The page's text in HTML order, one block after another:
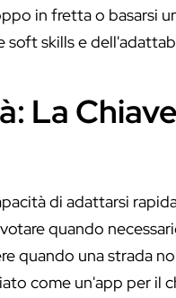
in fretta o basarsi
soft skills e
La
di adattarsi
quando
quando una strada
come un'app per il